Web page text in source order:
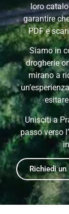
loro
garantire
PDF e
Siamo in
drogherie
mirano a
Unisciti a
passo verso
Richiedi